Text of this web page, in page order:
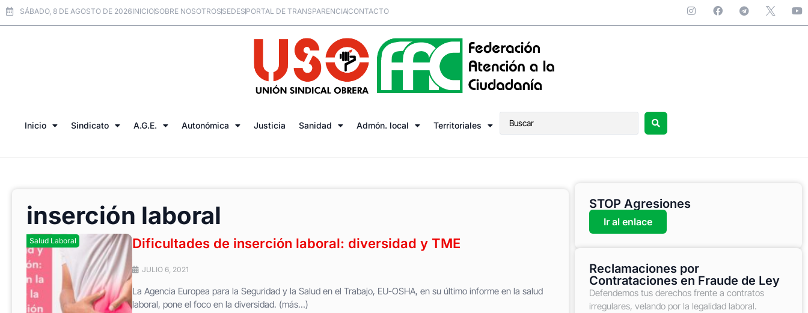
SÁBADO, 8 DE AGOSTO DE 2026INICIOSOBRE NOSOTROSSEDESPORTAL DE TRANSPARENCIACONTACTO
Inicio Sindicato A.G.E. Autonómica Justicia Sanidad Admón. local Territoriales
inserción laboral
Salud Laboral Dificultades de inserción laboral: diversidad y TME
JULIO 6, 2021
La Agencia Europea para la Seguridad y la Salud en el Trabajo, EU-OSHA, en su último informe en la salud
laboral, pone el foco en la diversidad. (más…)
STOP Agresiones
Ir al enlace
Reclamaciones por
Contrataciones en Fraude de Ley
Defendemos tus derechos frente a contratos
irregulares, velando por la legalidad laboral.